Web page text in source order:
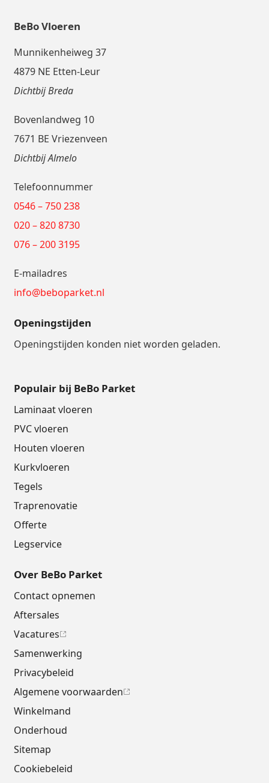
BeBo Vloeren
Munnikenheiweg 37
4879 NE Etten-Leur
Dichtbij Breda
Bovenlandweg 10
7671 BE Vriezenveen
Dichtbij Almelo
Telefoonnummer
0546 – 750 238
020 – 820 8730
076 – 200 3195
E-mailadres
info@beboparket.nl
Openingstijden
Openingstijden konden niet worden geladen.
Populair bij BeBo Parket
Laminaat vloeren
PVC vloeren
Houten vloeren
Kurkvloeren
Tegels
Traprenovatie
Offerte
Legservice
Over BeBo Parket
Contact opnemen
Aftersales
Vacatures
Samenwerking
Privacybeleid
Algemene voorwaarden
Winkelmand
Onderhoud
Sitemap
Cookiebeleid